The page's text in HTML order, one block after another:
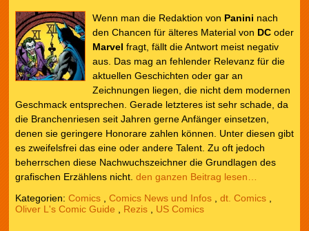
Wenn man die Redaktion von Panini nach
den Chancen für älteres Material von DCoder
Marvel fragt, fällt die Antwort meist negativ
aus. Das mag an fehlender Relevanz für die
aktuellen Geschichten oder gar an
Zeichnungen liegen, die nicht dem modernen
Geschmack entsprechen. Gerade letzteres ist sehr schade, da
die Branchenriesen seit Jahren gerne Anfänger einsetzen,
denen sie geringere Honorare zahlen können. Unter diesen gibt
es zweifelsfrei das eine oder andere Talent. Zu oft jedoch
beherrschen diese Nachwuchszeichner die Grundlagen des
grafischen Erzählens nicht. den ganzen Beitrag lesen…
Kategorien: Comics, Comics News und Infos, dt. Comics,
Oliver L's Comic Guide
Rezis, US Comics